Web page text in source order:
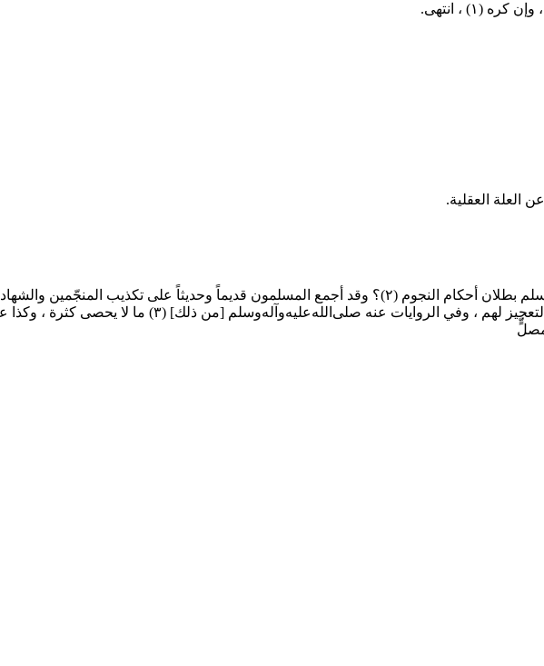
وإن كره (١) ، انتهى.
العلة العقلية.
بطلان أحكام النجوم (٢)
؟ وقد أجمع المسلمون قديماً وحديثاً على تكذيب المنجّمين
لهم ، وفي الروايات عنه صلى‌الله‌عليه‌وآله‌وسلم [من ذلك] (٣)
ما لا يحصى كثرة ، وكذا